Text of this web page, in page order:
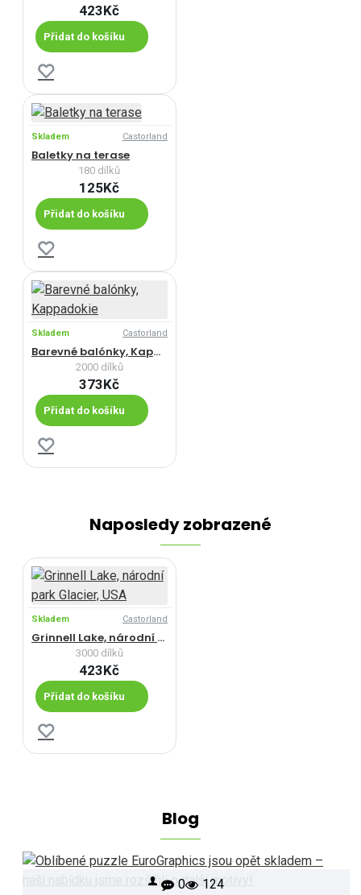
423Kč
Přidat do košíku
Skladem Castorland
Baletky na terase
180 dílků
125Kč
Přidat do košíku
Skladem Castorland
Barevné balónky, Kappadokie
2000 dílků
373Kč
Přidat do košíku
Naposledy zobrazené
Skladem Castorland
Grinnell Lake, národní park Glacier, USA
3000 dílků
423Kč
Přidat do košíku
Blog
0 124